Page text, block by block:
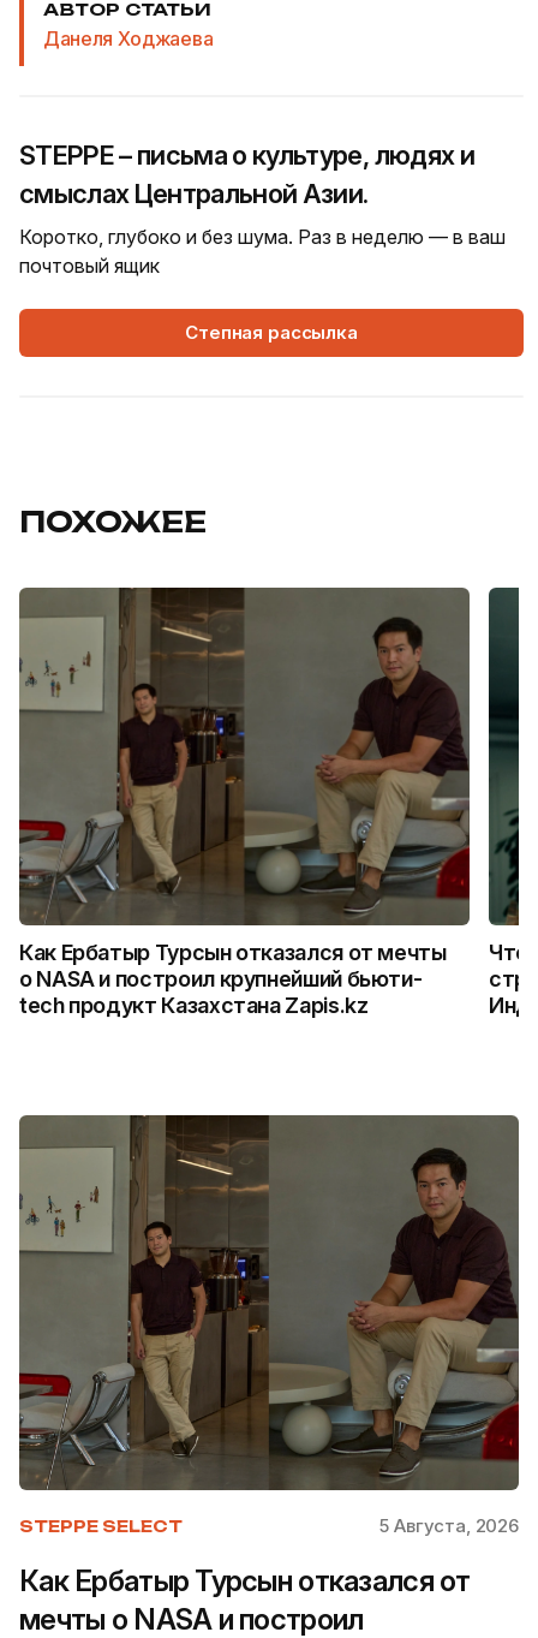
АВТОР СТАТЬИ
Данеля Ходжаева
STEPPE – письма о культуре, людях и
смыслах Центральной Азии.
Коротко, глубоко и без шума. Раз в неделю — в ваш
почтовый ящик
Степная рассылка
ПОХОЖЕЕ
Как Ербатыр Турсын отказался от мечты
о NASA и построил крупнейший бьюти-
tech продукт Казахстана Zapis.kz
Что
STEPPE SELECT 5 Августа, 2026
Как Ербатыр Турсын отказался от
мечты о NASA и построил